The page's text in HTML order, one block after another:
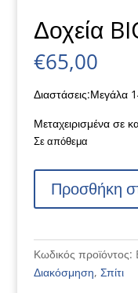
Δοχεία
€65,00
Διαστάσεις:Μεγάλα
Μεταχειρισμένα σε
Σε απόθεμα
BIODRAK
ποσότητα
Προσθήκη
Κωδικός προϊόντος:
Διακόσμηση, Σπίτι